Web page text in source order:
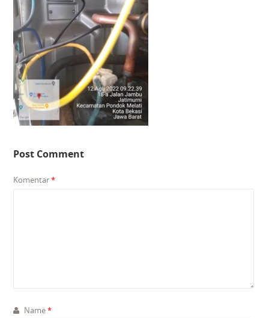
Post Comment
Komentar*
Name*